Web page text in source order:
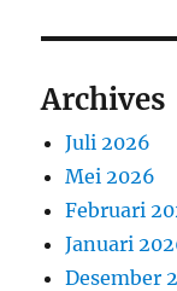
Archives
Juli 2026
Mei 2026
Februari
Januari
Desember